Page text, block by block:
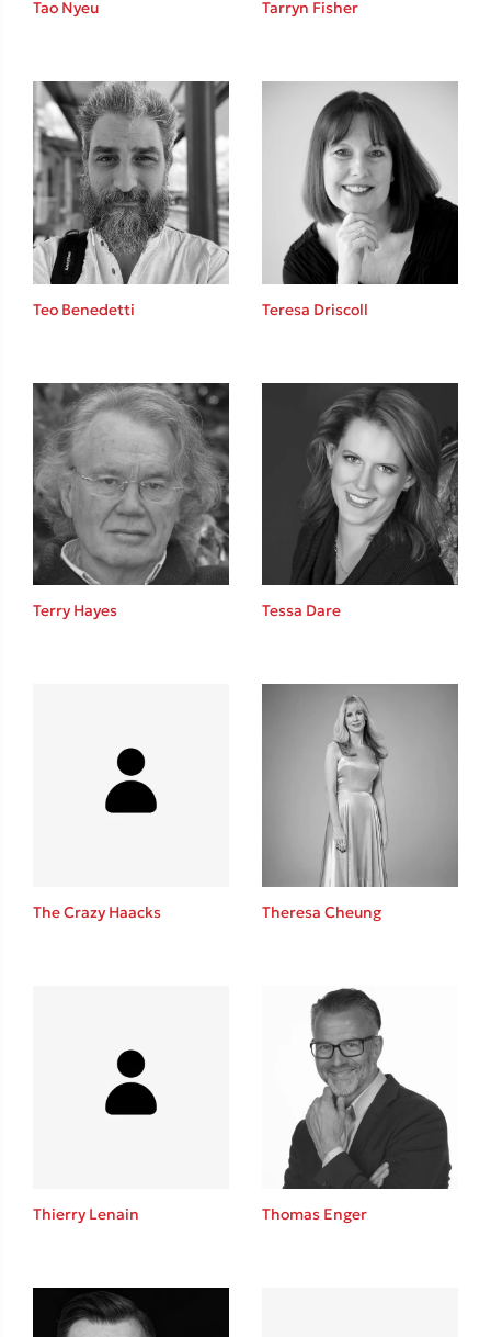
Sebastian Fitzek
Playlist
Το λεξικό της ζωής σου
Κώστας Κρομμύδας
Ιωάννης Γλωσσόπουλος
Ένας γίγαντας στο σχολείο
Δανάη Δεληγεώργη
Η μέθοδος Αφήστε τους
Tao Nyeu Tarryn Fisher
Teo Benedetti Teresa Driscoll
Terry Hayes Tessa Dare
The Crazy Haacks Theresa Cheung
Thierry Lenain Thomas Enger